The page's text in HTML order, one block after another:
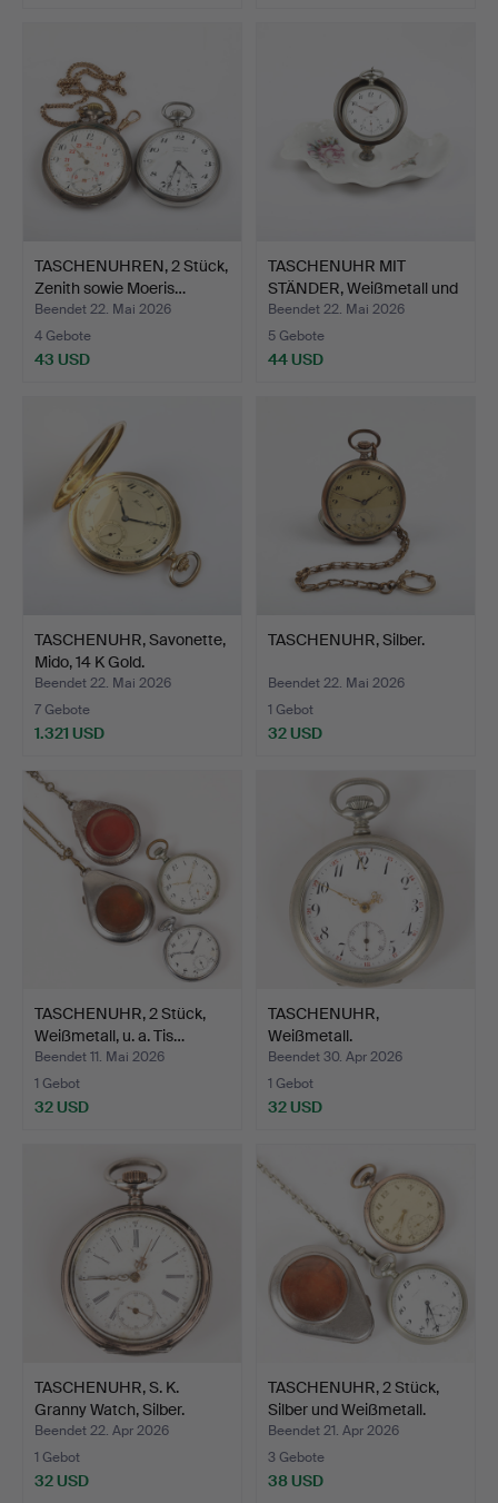
TASCHENUHREN, 2 Stück,
Zenith sowie Moeris…
Beendet 22. Mai 2026
4 Gebote
43 USD
TASCHENUHR MIT
STÄNDER, Weißmetall und
Por…
Beendet 22. Mai 2026
5 Gebote
44 USD
TASCHENUHR, Savonette,
Mido, 14 K Gold.
Beendet 22. Mai 2026
7 Gebote
1.321 USD
TASCHENUHR, Silber.
Beendet 22. Mai 2026
1 Gebot
32 USD
TASCHENUHR, 2 Stück,
Weißmetall, u. a. Tis…
Beendet 11. Mai 2026
1 Gebot
32 USD
TASCHENUHR,
Weißmetall.
Beendet 30. Apr 2026
1 Gebot
32 USD
TASCHENUHR, S. K.
Granny Watch, Silber.
Beendet 22. Apr 2026
1 Gebot
32 USD
TASCHENUHR, 2 Stück,
Silber und Weißmetall.
Beendet 21. Apr 2026
3 Gebote
38 USD